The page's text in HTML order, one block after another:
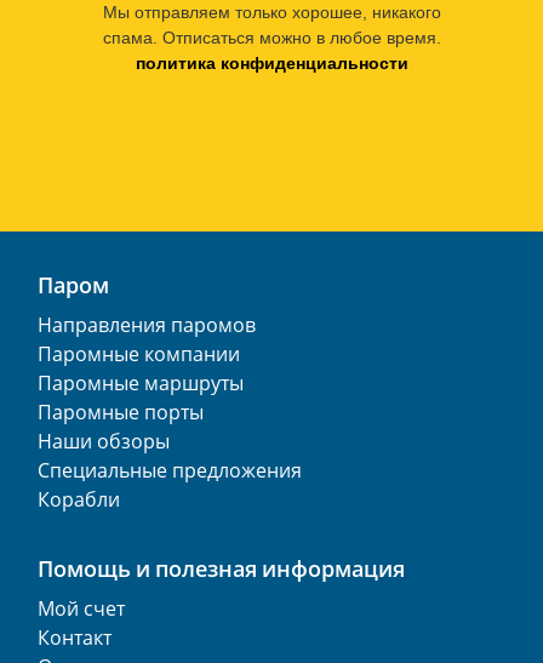
Мы отправляем только хорошее, никакого
спама. Отписаться можно в любое время.
политика конфиденциальности
Паром
Направления паромов
Паромные компании
Паромные маршруты
Паромные порты
Наши обзоры
Специальные предложения
Корабли
Помощь и полезная информация
Мой счет
Контакт